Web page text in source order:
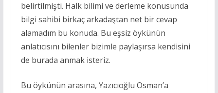
belirtilmişti. Halk bilimi ve derleme konusunda
bilgi sahibi birkaç arkadaştan net bir cevap
alamadım bu konuda. Bu eşsiz öykünün
anlatıcısını bilenler bizimle paylaşırsa kendisini
de burada anmak isteriz.
Bu öykünün arasına, Yazıcıoğlu Osman’a